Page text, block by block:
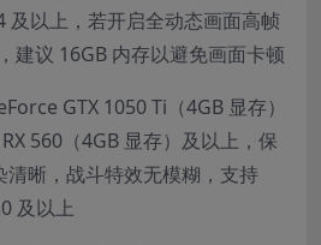
及以上，若开启全动态画面高帧
建议 16GB 内存以避免画面卡顿
GTX 1050 Ti（4GB 显存）
560（4GB 显存）及以上，保
清晰，战斗特效无模糊，支持
及以上